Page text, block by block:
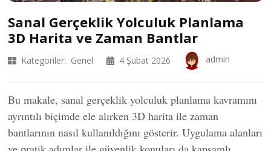
Sanal Gerçeklik Yolculuk Planlama
3D Harita ve Zaman Bantlar
Kategoriler: Genel 4 Şubat 2026 admin
Bu makale, sanal gerçeklik yolculuk planlama kavramını
ayrıntılı biçimde ele alırken 3D harita ile zaman
bantlarının nasıl kullanıldığını gösterir. Uygulama alanları